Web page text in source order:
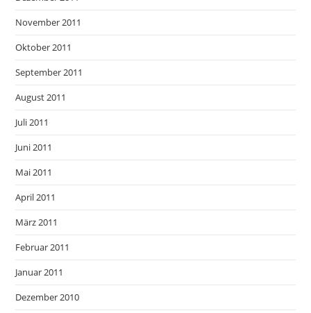
November 2011
Oktober 2011
September 2011
August 2011
Juli 2011
Juni 2011
Mai 2011
April 2011
März 2011
Februar 2011
Januar 2011
Dezember 2010